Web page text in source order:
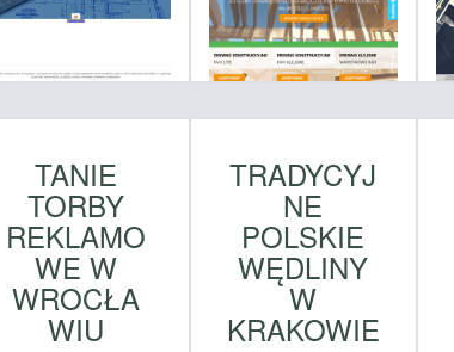
TANIE
TORBY
REKLAMO
WE W
WROCŁA
WIU
TRADYCYJ
NE
POLSKIE
WĘDLINY
W
KRAKOWIE